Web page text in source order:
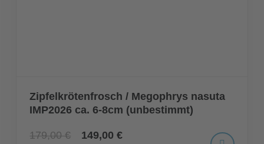
Zipfelkrötenfrosch / Megophrys nasuta
IMP2026 ca. 6-8cm (unbestimmt)
179,00 € 149,00 €